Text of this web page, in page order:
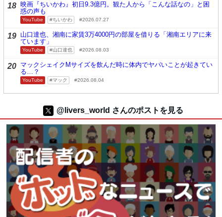
18 映画『ちいかわ』初日9.3億円。観た人から「こんな話なの」と困
惑の声も
YouTube ちいかわ 2026.07.27
19 山口達也、湘南に家賃3万4000円の部屋を借りる「湘南エリアに来
ています」
YouTube 山口達也 2026.08.03
20 マックシェイクMサイズを飲んだ時に体内でヤバいことが起きてい
る…？
YouTube マック 2026.08.04
@livers_world さんのポストを見る